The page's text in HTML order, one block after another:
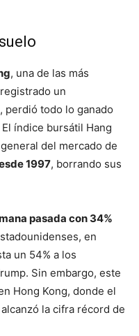
, una de las más
un
todo lo ganado
índice bursátil Hang
del mercado de
1997, borrando sus
pasada con 34%
en
un 54% a los
Sin embargo, este
Hong Kong, donde el
la cifra récord de